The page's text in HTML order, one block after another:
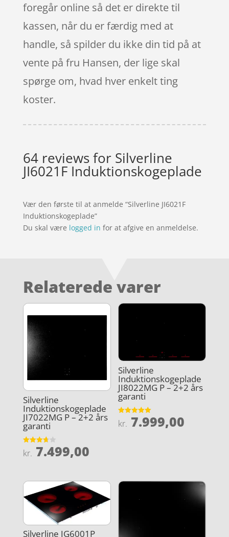
foregår online så det er direkte til
kassen, når du er færdig med at
handle, så spilder du ikke din tid på at
vente på fru Hansen, der lige skal
spørge om, hvad hver enkelt ting
koster.
64 reviews for Silverline
JI6021F Induktionskogeplade
Vær den første til at anmelde “Silverline JI6021F
Induktionskogeplade”
Du skal være logged in for at afgive en anmeldelse.
Relaterede varer
Silverline
Induktionskogeplade
JI7022MG P – 2+2 års
garanti
Vurderet
3.7
kr. 7.499,00
Silverline
Induktionskogeplade
JI8022MG P – 2+2 års
garanti
Vurderet
5
kr. 7.999,00
Silverline JG6001P